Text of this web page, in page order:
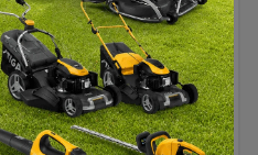
Bluza radna Class crna
vel. XL
30,50€